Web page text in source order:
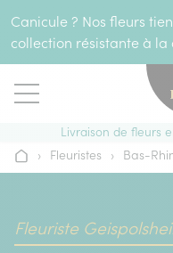
Canicule ? Nos fleurs
collection résistante à la
Livraison de fleurs
Accueil
› Fleuristes › Bas-
Fleuriste